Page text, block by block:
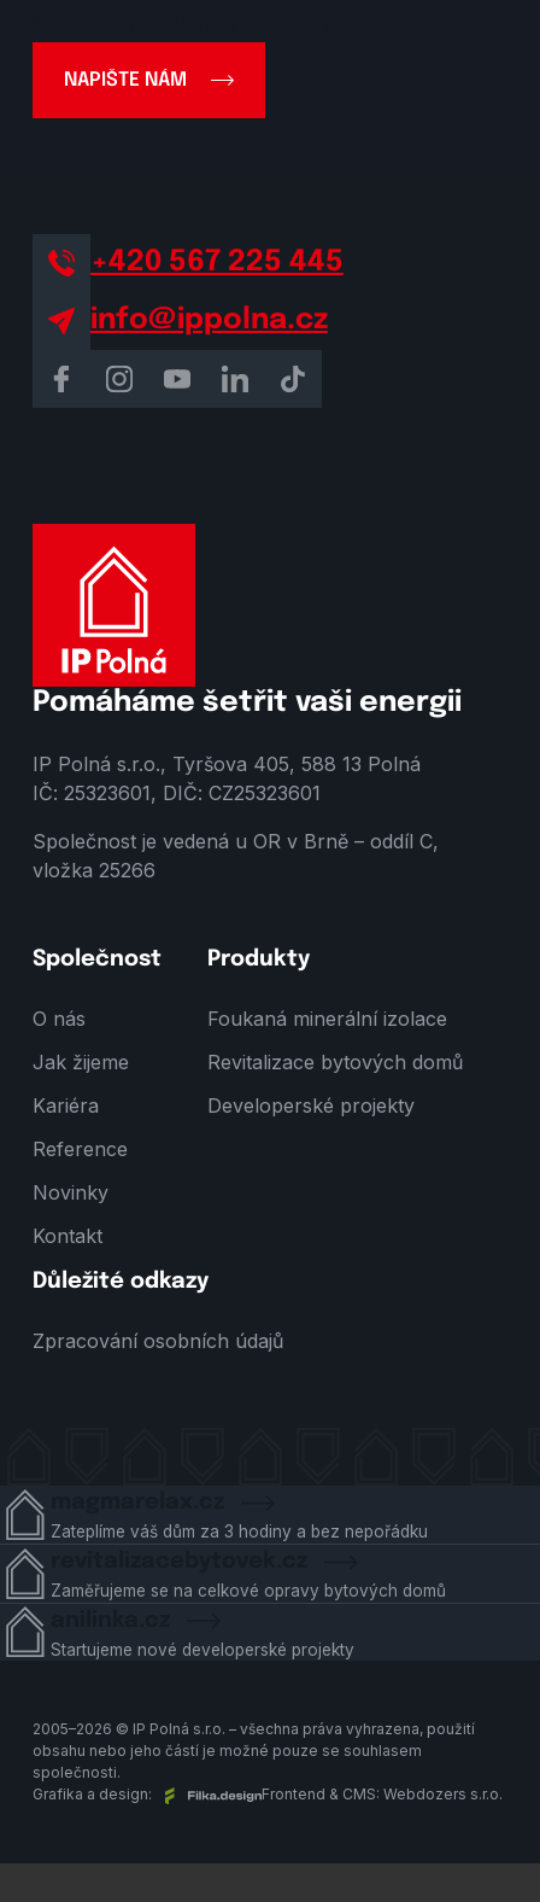
NAPIŠTE NÁM
+420 567 225 445
info@ippolna.cz
Pomáháme šetřit vaši energii
IP Polná s.r.o., Tyršova 405, 588 13 Polná
IČ: 25323601, DIČ: CZ25323601
Společnost je vedená u OR v Brně – oddíl C,
vložka 25266
Společnost
O nás
Jak žijeme
Kariéra
Reference
Novinky
Kontakt
Produkty
Foukaná minerální izolace
Revitalizace bytových domů
Developerské projekty
Důležité odkazy
Zpracování osobních údajů
Zateplíme váš dům za 3 hodiny a bez nepořádku
Zaměřujeme se na celkové opravy bytových domů
Startujeme nové developerské projekty
2005–2026 © IP Polná s.r.o. – všechna práva vyhrazena, použití
obsahu nebo jeho částí je možné pouze se souhlasem
společnosti.
Grafika a design:
Frontend & CMS: Webdozers s.r.o.